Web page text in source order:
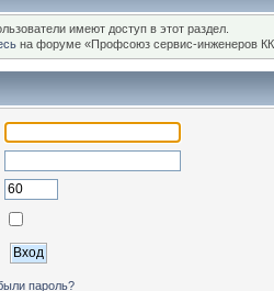
имеют доступ в этот раздел.
на форуме «Профсоюз сервис-инженеров
пароль?